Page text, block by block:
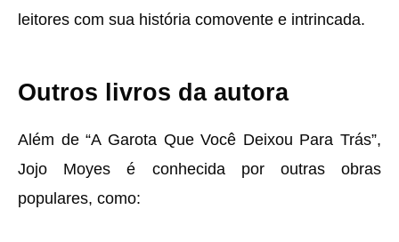
leitores com sua história comovente e intrincada.
Outros livros da autora
Além de “A Garota Que Você Deixou Para Trás”,
Jojo Moyes é conhecida por outras obras
populares, como: